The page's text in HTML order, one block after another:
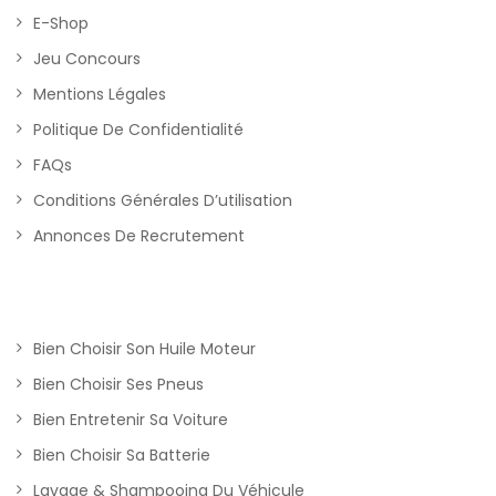
E-Shop
Jeu Concours
Mentions Légales
Politique De Confidentialité
FAQs
Conditions Générales D’utilisation
Annonces De Recrutement
Bien Choisir Son Huile Moteur
Bien Choisir Ses Pneus
Bien Entretenir Sa Voiture
Bien Choisir Sa Batterie
Lavage & Shampooing Du Véhicule